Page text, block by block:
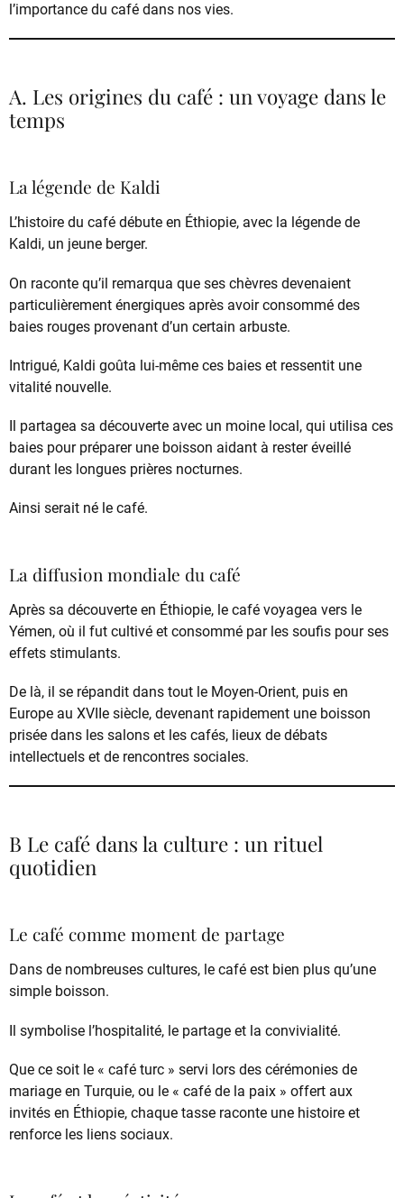
l’importance du café dans nos vies.
A. Les origines du café : un voyage dans le
temps
La légende de Kaldi
L’histoire du café débute en Éthiopie, avec la légende de
Kaldi, un jeune berger.
On raconte qu’il remarqua que ses chèvres devenaient
particulièrement énergiques après avoir consommé des
baies rouges provenant d’un certain arbuste.
Intrigué, Kaldi goûta lui-même ces baies et ressentit une
vitalité nouvelle.
Il partagea sa découverte avec un moine local, qui utilisa ces
baies pour préparer une boisson aidant à rester éveillé
durant les longues prières nocturnes.
Ainsi serait né le café.
La diffusion mondiale du café
Après sa découverte en Éthiopie, le café voyagea vers le
Yémen, où il fut cultivé et consommé par les soufis pour ses
effets stimulants.
De là, il se répandit dans tout le Moyen-Orient, puis en
Europe au XVIIe siècle, devenant rapidement une boisson
prisée dans les salons et les cafés, lieux de débats
intellectuels et de rencontres sociales.
B Le café dans la culture : un rituel
quotidien
Le café comme moment de partage
Dans de nombreuses cultures, le café est bien plus qu’une
simple boisson.
Il symbolise l’hospitalité, le partage et la convivialité.
Que ce soit le « café turc » servi lors des cérémonies de
mariage en Turquie, ou le « café de la paix » offert aux
invités en Éthiopie, chaque tasse raconte une histoire et
renforce les liens sociaux.